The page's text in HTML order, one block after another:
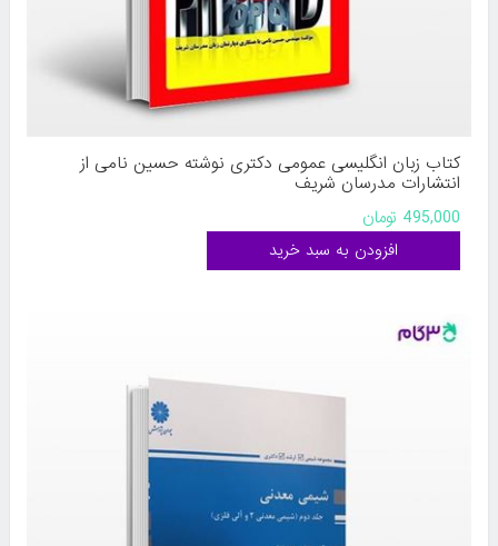
کتاب زبان انگلیسی عمومی دکتری نوشته حسین نامی از
انتشارات مدرسان شریف
495,000 تومان